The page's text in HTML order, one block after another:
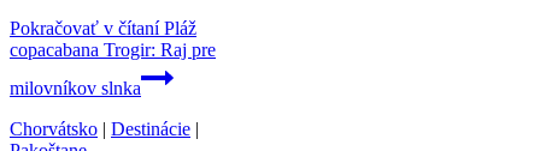
Pokračovať v čítaníPláž
copacabana Trogir: Raj pre
milovníkov slnka
Chorvátsko | Destinácie |